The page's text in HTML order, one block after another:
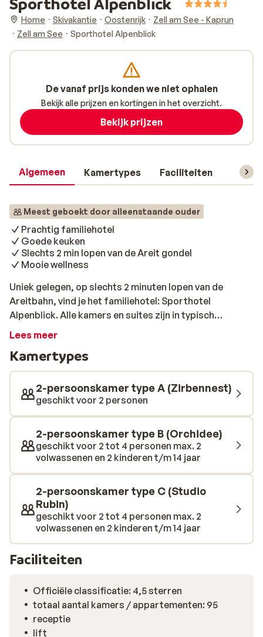
Home Skivakantie Oostenrijk
Zell am See - Kaprun
Zell am See
Sporthotel Alpenblick
Algemeen Kamertypes Faciliteiten
Meest geboekt door alleenstaande ouder
Prachtig familiehotel
Goede keuken
Slechts 2 min lopen van de Areit gondel
Mooie wellness
Uniek gelegen, op slechts 2 minuten lopen van de
Areitbahn, vind je het familiehotel: Sporthotel
Alpenblick. Alle kamers en suites zijn in typisch
Oostenrijkse stijl ingericht en voorzien van een
badkamer en een balkon of terras met een prachtig
uitzicht op de omgeving. Sporthotel Alpenblick
beschikt over een sfeervol ingericht restaurant en een
wellness- en sparuimte van 1100 m² met een
gecombineerd binnen- en buitenzwembad.
Lees meer
Kamertypes
2-persoonskamer type A (Zirbennest)
geschikt voor 2 personen
2-persoonskamer type B (Orchidee)
geschikt voor 2 tot 4 personen max. 2
volwassenen en 2 kinderen t/m 14 jaar
2-persoonskamer type C (Studio
Rubin)
geschikt voor 2 tot 4 personen max. 2
volwassenen en 2 kinderen t/m 14 jaar
Faciliteiten
Officiële classificatie: 4,5 sterren
totaal aantal kamers / appartementen: 95
receptie
lift
De vanaf prijs konden we niet ophalen
Bekijk alle prijzen en kortingen in het overzicht.
Bekijk prijzen